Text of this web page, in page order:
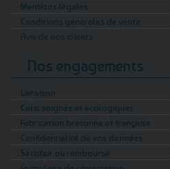
Mentions légales
Conditions générales de vente
Avis de nos clients
Nos engagements
Livraison
Colis soignés et écologiques
Fabrication bretonne et française
Confidentialité de vos données
Satisfait ou remboursé